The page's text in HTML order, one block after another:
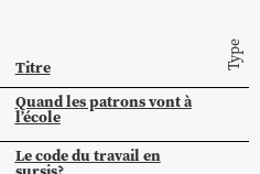
Titre Type
Quand les patrons vont à
l’école
Le code du travail en